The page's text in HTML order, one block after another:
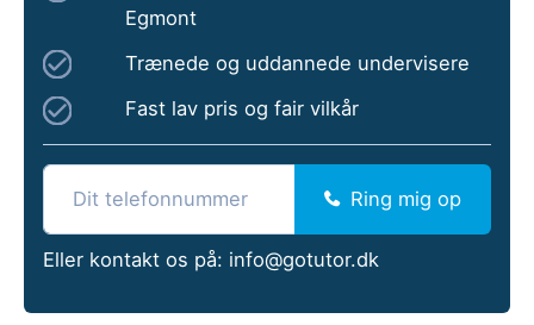
Egmont
Trænede og uddannede undervisere
Fast lav pris og fair vilkår
Ring mig op
Eller kontakt os på: info@gotutor.dk